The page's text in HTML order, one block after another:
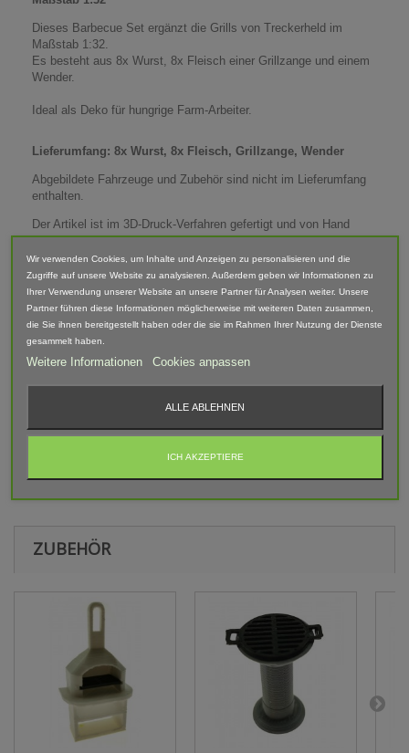
Dieses Barbecue Set ergänzt die Grills von Treckerheld im
Maßstab 1:32.
Es besteht aus 8x Wurst, 8x Fleisch einer Grillzange und einem
Wender.
Ideal als Deko für hungrige Farm-Arbeiter.
Lieferumfang: 8x Wurst, 8x Fleisch, Grillzange, Wender
Abgebildete Fahrzeuge und Zubehör sind nicht im Lieferumfang
enthalten.
Der Artikel ist im 3D-Druck-Verfahren gefertigt und von Hand
nach bearbeitet. Daher können Form, Farbe und Ausführung
abweichen.
Warnhinweis
Achtung! Modellbauartikel nicht für Kinder unter 14 Jahren
spitzer Kleinteile.
BEWERTUNGEN
ZUBEHÖR
Wir verwenden Cookies, um Inhalte und Anzeigen zu personalisieren und die
Zugriffe auf unsere Website zu analysieren. Außerdem geben wir Informationen zu
Ihrer Verwendung unserer Website an unsere Partner für Analysen weiter. Unsere
Partner führen diese Informationen möglicherweise mit weiteren Daten zusammen,
die Sie ihnen bereitgestellt haben oder die sie im Rahmen Ihrer Nutzung der Dienste
gesammelt haben.
Weitere Informationen Cookies anpassen
ALLE ABLEHNEN
ICH AKZEPTIERE